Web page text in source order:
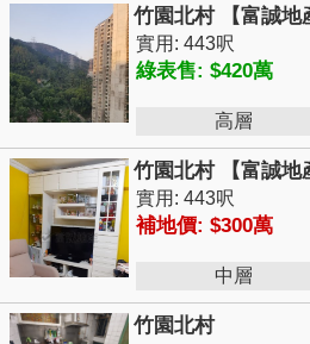
竹園北村 【富誠地
實用: 443呎
綠表售: $420萬
高層
竹園北村 【富誠地
實用: 443呎
補地價: $300萬
中層
竹園北村